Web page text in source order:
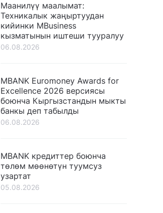
Маанилүү маалымат:
Техникалык жаңыртуудан
кийинки MBusiness
кызматынын иштеши тууралуу
06.08.2026
MBANK Euromoney Awards for
Excellence 2026 версиясы
боюнча Кыргызстандын мыкты
банкы деп табылды
06.08.2026
MBANK кредиттер боюнча
төлөм мөөнөтүн туумсуз
узартат
05.08.2026